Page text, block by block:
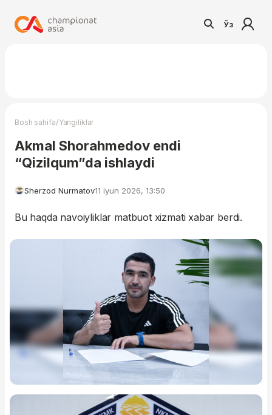
Ўз
Bosh sahifa/Yangiliklar
Akmal Shorahmedov endi
“Qizilqum”da ishlaydi
Sherzod Nurmatov11 iyun 2026, 13:50
Bu haqda navoiyliklar matbuot xizmati xabar berdi.